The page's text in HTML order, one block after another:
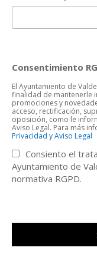
Consentimiento
El Ayuntamiento de
finalidad de mantenerle
promociones y
acceso, rectificación,
oposición, como le
Aviso Legal. Para más
Privacidad y Aviso Legal
Consiento el
Ayuntamiento de
normativa RGPD.